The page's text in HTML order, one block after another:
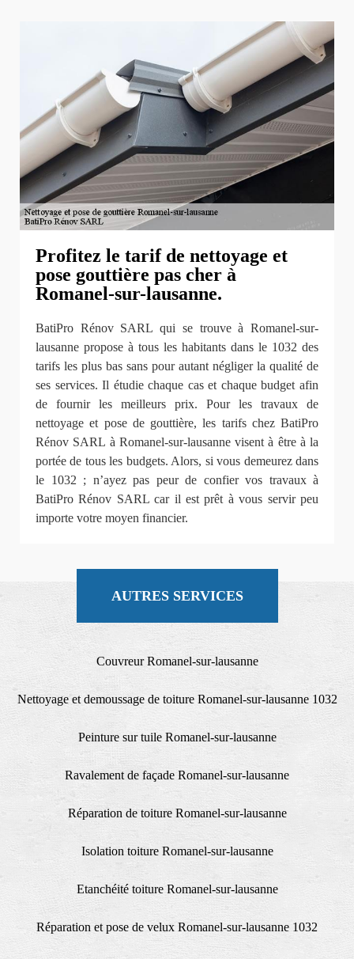
Profitez le tarif de nettoyage et
pose gouttière pas cher à
Romanel-sur-lausanne.
BatiPro Rénov SARL qui se trouve à Romanel-sur-
lausanne propose à tous les habitants dans le 1032 des
tarifs les plus bas sans pour autant négliger la qualité de
ses services. Il étudie chaque cas et chaque budget afin
de fournir les meilleurs prix. Pour les travaux de
nettoyage et pose de gouttière, les tarifs chez BatiPro
Rénov SARL à Romanel-sur-lausanne visent à être à la
portée de tous les budgets. Alors, si vous demeurez dans
le 1032 ; n’ayez pas peur de confier vos travaux à
BatiPro Rénov SARL car il est prêt à vous servir peu
importe votre moyen financier.
AUTRES SERVICES
Couvreur Romanel-sur-lausanne
Nettoyage et demoussage de toiture Romanel-sur-lausanne 1032
Peinture sur tuile Romanel-sur-lausanne
Ravalement de façade Romanel-sur-lausanne
Réparation de toiture Romanel-sur-lausanne
Isolation toiture Romanel-sur-lausanne
Etanchéité toiture Romanel-sur-lausanne
Réparation et pose de velux Romanel-sur-lausanne 1032